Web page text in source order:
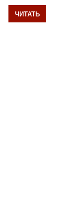
ЧИТАТЬ